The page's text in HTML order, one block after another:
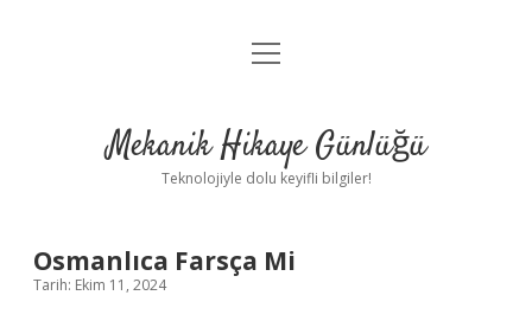
Anasayfa
Yasal Uyarı
menüyü
Mekanik Hikaye Günlüğü
Teknolojiyle dolu keyifli bilgiler!
Osmanlıca Farsça Mi
Tarih: Ekim 11, 2024